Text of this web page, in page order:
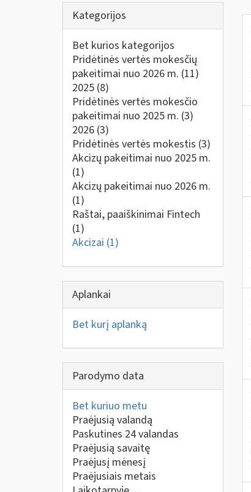
Kategorijos
Bet kurios kategorijos
Pridėtinės vertės mokesčių
pakeitimai nuo 2026 m. (11)
2025 (8)
Pridėtinės vertės mokesčio
pakeitimai nuo 2025 m. (3)
2026 (3)
Pridėtinės vertės mokestis (3)
Akcizų pakeitimai nuo 2025 m.
(1)
Akcizų pakeitimai nuo 2026 m.
(1)
Raštai, paaiškinimai Fintech
(1)
Akcizai (1)
Aplankai
Bet kurį aplanką
Parodymo data
Bet kuriuo metu
Praėjusią valandą
Paskutines 24 valandas
Praėjusią savaitę
Praėjusį mėnesį
Praėjusiais metais